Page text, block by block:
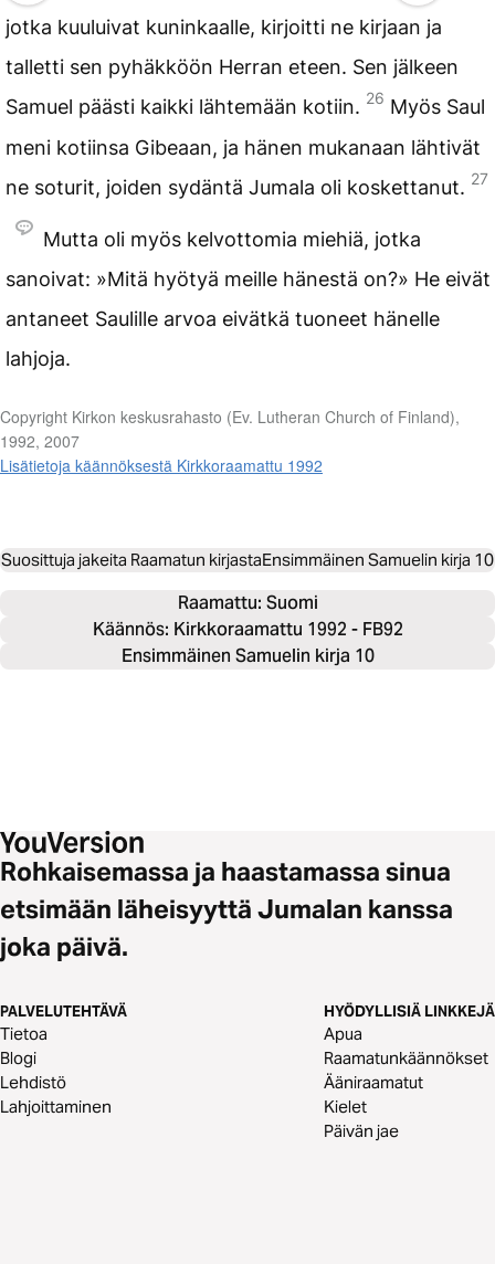
jotka kuuluivat kuninkaalle, kirjoitti ne kirjaan ja
talletti sen pyhäkköön Herran eteen. Sen jälkeen
Samuel päästi kaikki lähtemään kotiin. 26 Myös Saul
meni kotiinsa Gibeaan, ja hänen mukanaan lähtivät
ne soturit, joiden sydäntä Jumala oli koskettanut. 27
Mutta oli myös kelvottomia miehiä, jotka
sanoivat: »Mitä hyötyä meille hänestä on?» He eivät
antaneet Saulille arvoa eivätkä tuoneet hänelle
lahjoja.
Copyright Kirkon keskusrahasto (Ev. Lutheran Church of Finland),
1992, 2007
Lisätietoja käännöksestä Kirkkoraamattu 1992
Suosittuja jakeita Raamatun kirjastaEnsimmäinen Samuelin kirja 10
Raamattu: Suomi
Käännös: Kirkkoraamattu 1992 - FB92
Ensimmäinen Samuelin kirja 10
Rohkaisemassa ja haastamassa sinua
etsimään läheisyyttä Jumalan kanssa
joka päivä.
PALVELUTEHTÄVÄ
Tietoa
Blogi
Lehdistö
Lahjoittaminen
HYÖDYLLISIÄ LINKKEJÄ
Apua
Raamatunkäännökset
Ääniraamatut
Kielet
Päivän jae